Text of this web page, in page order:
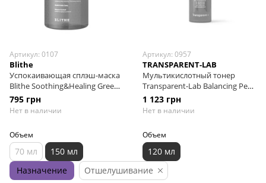
Артикул: 0107
Blithe
Успокаивающая сплэш-маска
Blithe Soothing&Healing Green
Tea Splash Mask, 150 мл
795 грн
Нет в наличии
Объем
70 мл 150 мл
Артикул: 0957
TRANSPARENT-LAB
Мультикислотный тонер
Transparent-Lab Balancing Peel,
120 мл
1 123 грн
Нет в наличии
Объем
120 мл
Назначение Отшелушивание